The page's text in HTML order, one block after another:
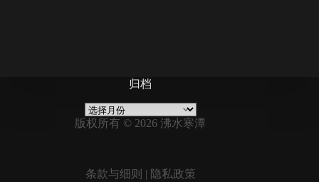
归档
归
档
版权所有 © 2026 沸水寒潭
条款与细则 | 隐私政策